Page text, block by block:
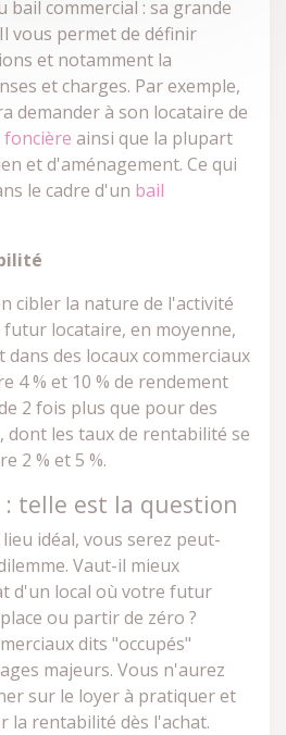
commercial : sa grande
vous permet de définir
et notamment la
et charges. Par exemple,
demander à son locataire de
foncière ainsi que la plupart
et d'aménagement. Ce qui
le cadre d'un bail
cibler la nature de l'activité
locataire, en moyenne,
des locaux commerciaux
4 % et 10 % de rendement
2 fois plus que pour des
dont les taux de rentabilité se
2 % et 5 %.
: telle est la question
idéal, vous serez peut-
Vaut-il mieux
d'un local où votre futur
ou partir de zéro ?
dits "occupés"
majeurs. Vous n'aurez
sur le loyer à pratiquer et
la rentabilité dès l'achat.